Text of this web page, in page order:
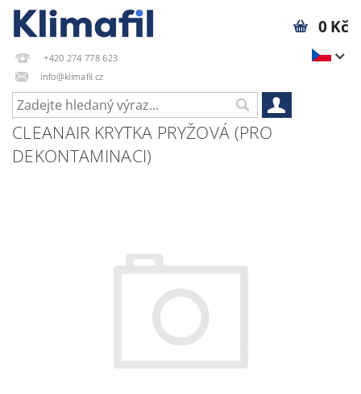
+420 274 778 623
info@klimafil.cz
0 Kč
CLEANAIR KRYTKA PRYŽOVÁ (PRO
DEKONTAMINACI)